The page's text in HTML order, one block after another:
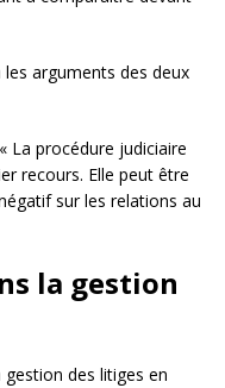
arguments des deux
La procédure judiciaire
recours. Elle peut être
sur les relations au
la gestion
des litiges en